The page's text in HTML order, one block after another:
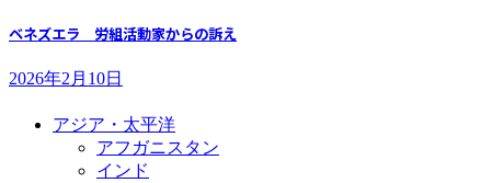
ベネズエラ 労組活動家からの訴え
2026年2月10日
アジア・太平洋
アフガニスタン
インド